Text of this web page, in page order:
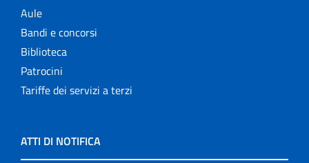
Aule
Bandi e concorsi
Biblioteca
Patrocini
Tariffe dei servizi a terzi
ATTI DI NOTIFICA